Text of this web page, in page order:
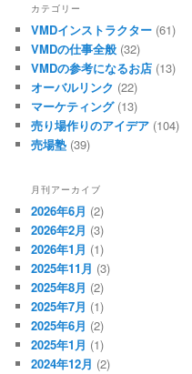
カテゴリー
VMDインストラクター (61)
VMDの仕事全般 (32)
VMDの参考になるお店 (13)
オーバルリンク (22)
マーケティング(13)
売り場作りのアイデア (104)
売場塾 (39)
月刊アーカイブ
2026年6月 (2)
2026年2月 (3)
2026年1月 (1)
2025年11月 (3)
2025年8月 (2)
2025年7月 (1)
2025年6月 (2)
2025年1月 (1)
2024年12月 (2)